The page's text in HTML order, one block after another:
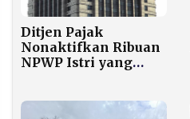
Ditjen Pajak
Nonaktifkan Ribuan
NPWP Istri yang